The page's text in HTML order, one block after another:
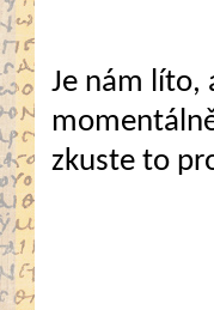
Je nám líto,
zkuste to